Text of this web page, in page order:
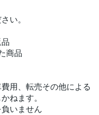
い。
商品
用、転売その他による
ねます。
いません